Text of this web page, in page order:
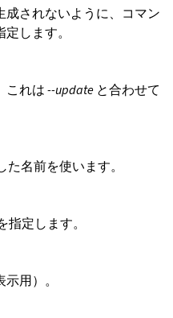
成されないように、コマン
します。
これは--update と合わせて
名前を使います。
定します。
用）。